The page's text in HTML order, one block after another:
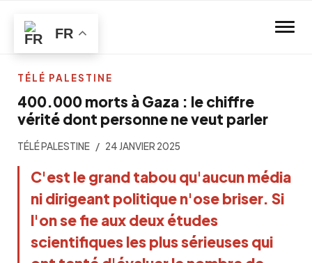
400.000 morts à Gaza : le chiffre
vérité dont personne ne veut parler
TÉLÉ PALESTINE 24 JANVIER 2025
C'est le grand tabou qu'aucun média
ni dirigeant politique n'ose briser. Si
l'on se fie aux deux études
scientifiques les plus sérieuses qui
TÉLÉ PALESTINE
FR